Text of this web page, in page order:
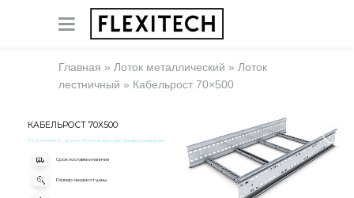
Главная » Лоток металлический » Лоток
лестничный » Кабельрост 70×500
КАБЕЛЬРОСТ 70X500
Уточняйте дополнительную информацию
Срок поставки и наличие
Размер скидки от цены